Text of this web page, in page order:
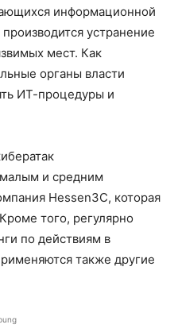
информационной
устранение
мест. Как
органы власти
ИТ-процедуры и
и средним
Hessen3C, которая
того, регулярно
по действиям в
также другие